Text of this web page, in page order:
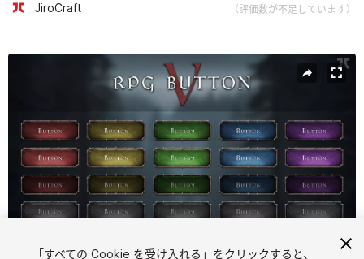
JiroCraft （評価数が不足しています）
現在のスライド：1 / 6
「すべての Cookie を受け入れる」をクリックすると、